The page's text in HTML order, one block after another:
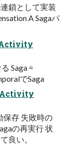
鎖として実装
A Sagaパ
Saga =
でSaga
保存 失敗時の
の再実行 状
良い。